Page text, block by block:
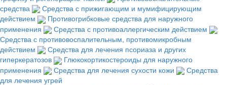
средства
Средства с прижигающим и мумифицирующим
действием
Противогрибковые средства для наружного
применения
Средства с противоаллергическим действием
Средства с противовоспалительным, противомикробным
действием
Средства для лечения псориаза и других
гиперкератозов
Глюкокортикостероиды для наружного
применения
Средства для лечения сухости кожи
Средства
для лечения угрей